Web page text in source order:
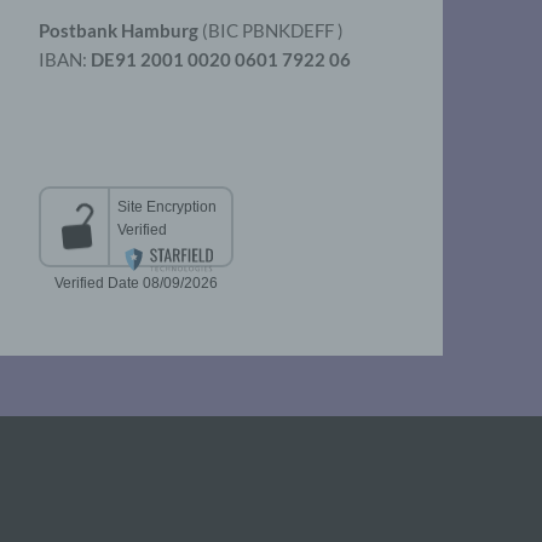
Postbank Hamburg (BIC PBNKDEFF )
IBAN: DE91 2001 0020 0601 7922 06